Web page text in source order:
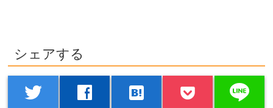
シェアする
twitter facebook hatenabookmark line